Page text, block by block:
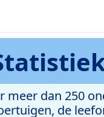
meer dan 250
de